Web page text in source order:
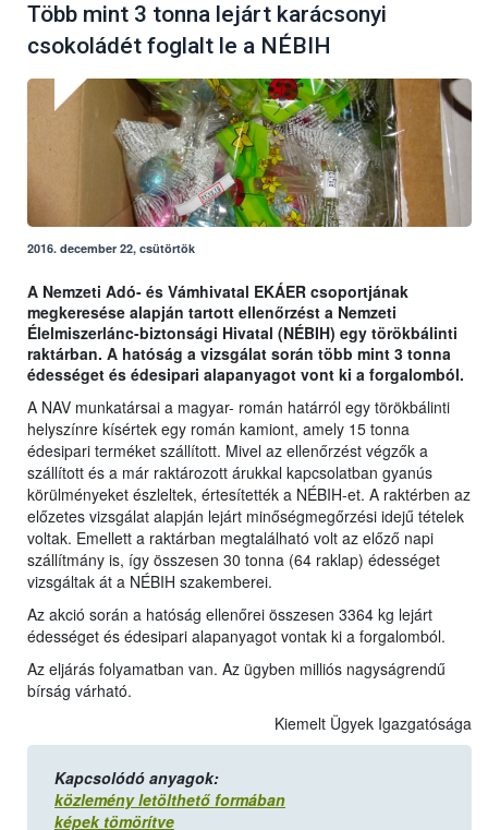
Több mint 3 tonna lejárt karácsonyi
csokoládét foglalt le a NÉBIH
2016. december 22, csütörtök
A Nemzeti Adó- és Vámhivatal EKÁER csoportjának
megkeresése alapján tartott ellenőrzést a Nemzeti
Élelmiszerlánc-biztonsági Hivatal (NÉBIH) egy törökbálinti
raktárban. A hatóság a vizsgálat során több mint 3 tonna
édességet és édesipari alapanyagot vont ki a forgalomból.
A NAV munkatársai a magyar- román határról egy törökbálinti
helyszínre kísértek egy román kamiont, amely 15 tonna
édesipari terméket szállított. Mivel az ellenőrzést végzők a
szállított és a már raktározott árukkal kapcsolatban gyanús
körülményeket észleltek, értesítették a NÉBIH-et. A raktérben az
előzetes vizsgálat alapján lejárt minőségmegőrzési idejű tételek
voltak. Emellett a raktárban megtalálható volt az előző napi
szállítmány is, így összesen 30 tonna (64 raklap) édességet
vizsgáltak át a NÉBIH szakemberei.
Az akció során a hatóság ellenőrei összesen 3364 kg lejárt
édességet és édesipari alapanyagot vontak ki a forgalomból.
Az eljárás folyamatban van. Az ügyben milliós nagyságrendű
bírság várható.
Kiemelt Ügyek Igazgatósága
Kapcsolódó anyagok:
közlemény letölthető formában
képek tömörítve